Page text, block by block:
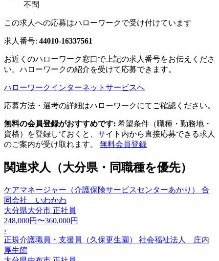
不問
この求人への応募はハローワークで受け付けています
求人番号: 44010-16337561
お近くのハローワーク窓口で上記の求人番号をお伝えくださ
い。ハローワークの紹介を受けて応募できます。
ハローワークインターネットサービスへ
応募方法・選考の詳細はハローワークにてご確認ください。
無料の会員登録がおすすめです: 希望条件（職種・勤務地・
資格）を登録しておくと、サイト内から直接応募できる求人
のご案内が受け取れます。 無料会員登録
関連求人（大分県・同職種を優先）
ケアマネージャー（介護保険サービスセンターあかり） 合
同会社 いわかわ
大分県大分市 正社員
248,000円〜360,000円
›
正規介護職員・支援員（久保更生園） 社会福祉法人 庄内
厚生館